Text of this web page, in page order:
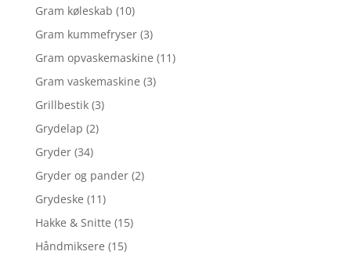
Gram køleskab (10)
Gram kummefryser (3)
Gram opvaskemaskine (11)
Gram vaskemaskine (3)
Grillbestik (3)
Grydelap (2)
Gryder (34)
Gryder og pander (2)
Grydeske (11)
Hakke & Snitte (15)
Håndmiksere (15)